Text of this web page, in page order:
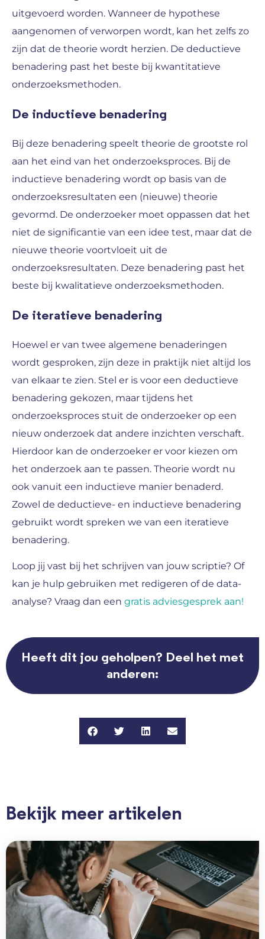
uitgevoerd worden. Wanneer de hypothese
aangenomen of verworpen wordt, kan het zelfs zo
zijn dat de theorie wordt herzien. De deductieve
benadering past het beste bij kwantitatieve
onderzoeksmethoden.
De inductieve benadering
Bij deze benadering speelt theorie de grootste rol
aan het eind van het onderzoeksproces. Bij de
inductieve benadering wordt op basis van de
onderzoeksresultaten een (nieuwe) theorie
gevormd. De onderzoeker moet oppassen dat het
niet de significantie van een idee test, maar dat de
nieuwe theorie voortvloeit uit de
onderzoeksresultaten. Deze benadering past het
beste bij kwalitatieve onderzoeksmethoden.
De iteratieve benadering
Hoewel er van twee algemene benaderingen
wordt gesproken, zijn deze in praktijk niet altijd los
van elkaar te zien. Stel er is voor een deductieve
benadering gekozen, maar tijdens het
onderzoeksproces stuit de onderzoeker op een
nieuw onderzoek dat andere inzichten verschaft.
Hierdoor kan de onderzoeker er voor kiezen om
het onderzoek aan te passen. Theorie wordt nu
ook vanuit een inductieve manier benaderd.
Zowel de deductieve- en inductieve benadering
gebruikt wordt spreken we van een iteratieve
benadering.
Loop jij vast bij het schrijven van jouw scriptie? Of
kan je hulp gebruiken met redigeren of de data-
analyse? Vraag dan een gratis adviesgesprek aan!
Heeft dit jou geholpen? Deel het met
anderen:
Bekijk meer artikelen